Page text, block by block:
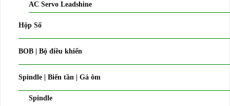
AC Servo Leadshine
Hộp Số
BOB | Bộ điều khiển
Spindle | Biến tần | Gá ôm
Spindle